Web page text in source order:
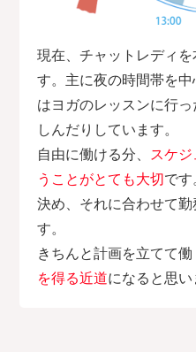
現在、チャットレディ
す。主に夜の時間帯を
はヨガのレッスンに行
しんだりしています。
自由に働ける分、 スケ
うことがとても大切で
決め、それに合わせて
す。
きちんと計画を立てて
を得る近道になると思い